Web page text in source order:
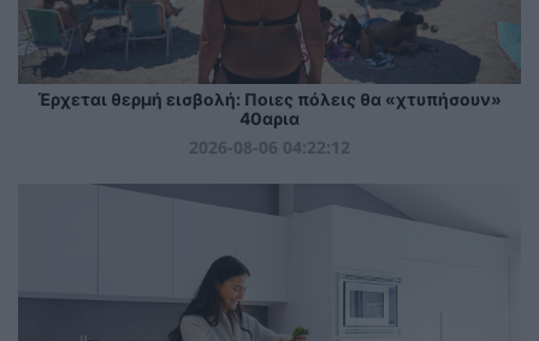
Έρχεται θερμή εισβολή: Ποιες πόλεις θα «χτυπήσουν»
40αρια
2026-08-06 04:22:12